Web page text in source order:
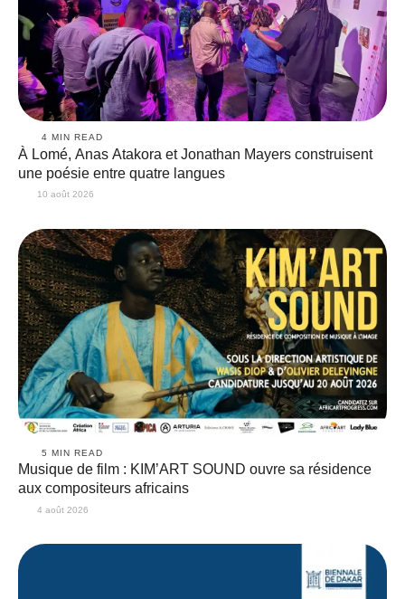
4 MIN READ
À Lomé, Anas Atakora et Jonathan Mayers construisent
une poésie entre quatre langues
10 août 2026
5 MIN READ
Musique de film : KIM’ART SOUND ouvre sa résidence
aux compositeurs africains
4 août 2026